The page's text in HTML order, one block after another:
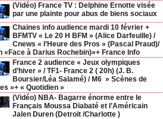
(Vidéo) France TV : Delphine Ernotte visée
par une plainte pour abus de biens sociaux
Chaines info audience mardi 10 février +
BFMTV « Le 20 H BFM » (Alice Darfeuille) /
Cnews « l’Heure des Pros » (Pascal Praud)/
«Face à Darius Rochebin)»+ France Info
France 2 audience « Jeux olympiques
d’hiver » / TF1- France 2 ( 20h) (J. B.
Boursier/Léa Salamé) / M6 » Scènes de
»+ « Quotidien »
(Vidéo) NBA- Bagarre énorme entre le
Français Moussa Diabaté et l’Américain
Jalen Duren (Detroit /Charlotte )